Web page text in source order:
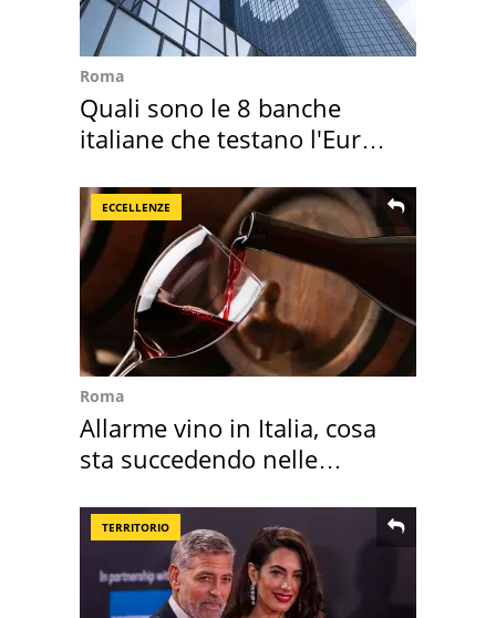
Roma
Quali sono le 8 banche
italiane che testano l'Euro
ECCELLENZE
Roma
Allarme vino in Italia, cosa
sta succedendo nelle
TERRITORIO